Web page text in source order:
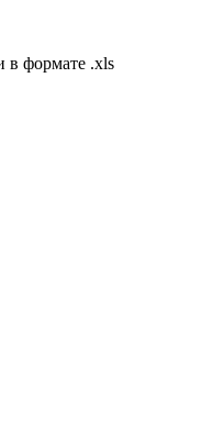
в формате .xls